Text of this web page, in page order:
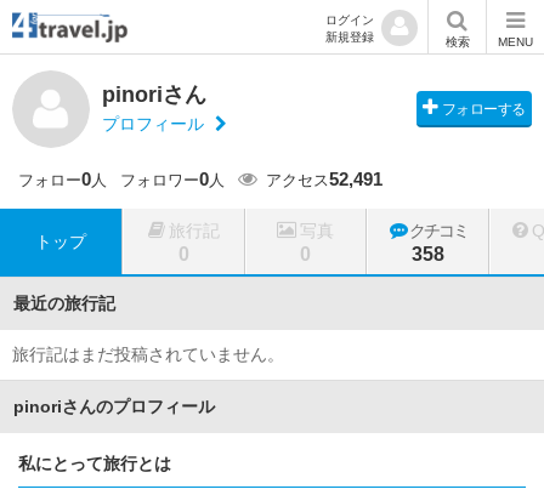
ログイン
新規登録
検索 MENU
pinoriさん
プロフィール
フォローする
フォロー0人 フォロワー0人 アクセス52,491
トップ
旅行記
0
写真
0
クチコミ
358
最近の旅行記
旅行記はまだ投稿されていません。
pinoriさんのプロフィール
私にとって旅行とは